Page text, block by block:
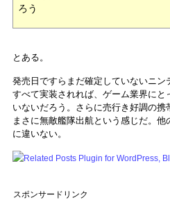
ろう
とある。
発売日ですらまだ確定していないニ
すべて実装されれば、ゲーム業界に
いないだろう。さらに売行き好調の
まさに無敵艦隊出航という感じだ。
に違いない。
スポンサードリンク